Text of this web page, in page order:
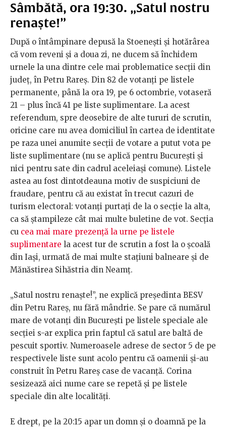
Sâmbătă, ora 19:30. „Satul nostru
renaște!”
După o întâmpinare depusă la Stoenești și hotărârea
că vom reveni și a doua zi, ne ducem să închidem
urnele la una dintre cele mai problematice secții din
județ, în Petru Rareș. Din 82 de votanți pe listele
permanente, până la ora 19, pe 6 octombrie, votaseră
21 – plus încă 41 pe liste suplimentare. La acest
referendum, spre deosebire de alte tururi de scrutin,
oricine care nu avea domiciliul în cartea de identitate
pe raza unei anumite secții de votare a putut vota pe
liste suplimentare (nu se aplică pentru București și
nici pentru sate din cadrul aceleiași comune). Listele
astea au fost dintotdeauna motiv de suspiciuni de
fraudare, pentru că au existat în trecut cazuri de
turism electoral: votanți purtați de la o secție la alta,
ca să ștampileze cât mai multe buletine de vot. Secția
cu cea mai mare prezență la urne pe listele
suplimentare la acest tur de scrutin a fost la o școală
din Iași, urmată de mai multe stațiuni balneare și de
Mănăstirea Sihăstria din Neamț.
„Satul nostru renaște!”, ne explică președinta BESV
din Petru Rareș, nu fără mândrie. Se pare că numărul
mare de votanți din București pe listele speciale ale
secției s-ar explica prin faptul că satul are baltă de
pescuit sportiv. Numeroasele adrese de sector 5 de pe
respectivele liste sunt acolo pentru că oamenii și-au
construit în Petru Rareș case de vacanță. Corina
sesizează aici nume care se repetă și pe listele
speciale din alte localități.
E drept, pe la 20:15 apar un domn și o doamnă pe la